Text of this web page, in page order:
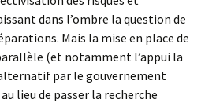
dans l’ombre la question de
Mais la mise en place de
(et notamment l’appui la
par le gouvernement
lieu de passer la recherche